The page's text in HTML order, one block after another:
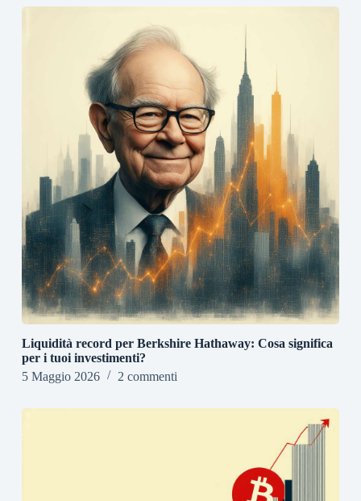
Liquidità record per Berkshire Hathaway: Cosa significa
per i tuoi investimenti?
5 Maggio 2026
2 commenti